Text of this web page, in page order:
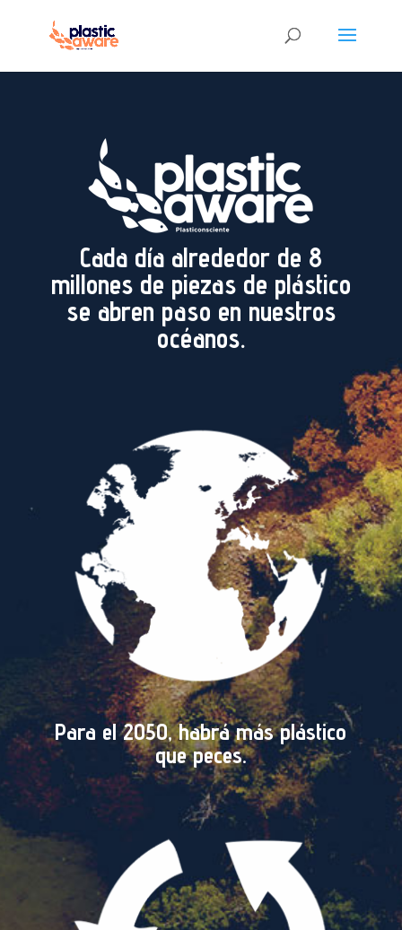
Cada día alrededor de 8
millones de piezas de plástico
se abren paso en nuestros
océanos.
Para el 2050, habrá más plástico
que peces.